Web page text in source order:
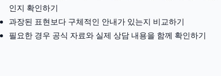
인지 확인하기
과장된 표현보다 구체적인 안내가 있는지 비교하기
필요한 경우 공식 자료와 실제 상담 내용을 함께 확인하기